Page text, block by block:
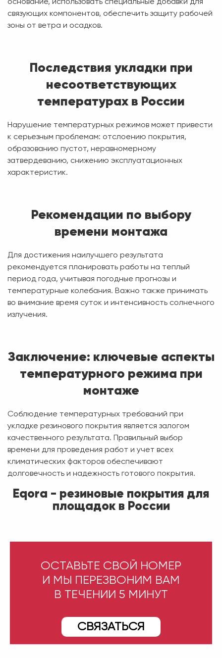
основание, использовать специальные добавки для
связующих компонентов, обеспечить защиту рабочей
зоны от ветра и осадков.
Последствия укладки при
несоответствующих
температурах в России
Нарушение температурных режимов может привести
к серьезным проблемам: отслоению покрытия,
образованию пустот, неравномерному
затвердеванию, снижению эксплуатационных
характеристик.
Рекомендации по выбору
времени монтажа
Для достижения наилучшего результата
рекомендуется планировать работы на теплый
период года, учитывая погодные прогнозы и
температурные колебания. Важно также принимать
во внимание время суток и интенсивность солнечного
излучения.
Заключение: ключевые аспекты
температурного режима при
монтаже
Соблюдение температурных требований при
укладке резинового покрытия является залогом
качественного результата. Правильный выбор
времени для проведения работ и учет всех
климатических факторов обеспечивают
долговечность и надежность готового покрытия.
Eqora - резиновые покрытия для
площадок в России
ОСТАВЬТЕ СВОЙ НОМЕР
И МЫ ПЕРЕЗВОНИМ ВАМ
В ТЕЧЕНИИ 5 МИНУТ
СВЯЗАТЬСЯ